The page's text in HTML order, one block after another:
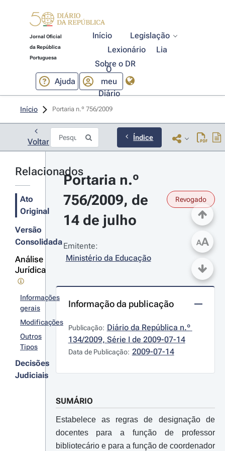
Jornal Oficial
da República
Portuguesa
Início
Legislação
Lexionário
Lia
Sobre o DR
Ajuda
O
meu
Diário
Início Portaria n.º 756/2009
Voltar Índice
Relacionados
Ato
Original
Versão
Consolidada
Análise
Jurídica
Informações
gerais
Modificações
Outros
Tipos
Decisões
Judiciais
Portaria n.º
756/2009, de
14 de julho
Revogado
Emitente:
Ministério da Educação
Informação da publicação
Publicação: Diário da República n.º
134/2009, Série I de 2009-07-14
Data de Publicação: 2009-07-14
SUMÁRIO
Estabelece as regras de designação de
docentes para a função de professor
bibliotecário e para a função de coordenador
AA